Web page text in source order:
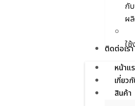
กับ
ผ
ใช้
ติดต่อเรา
หน้าแ
เกี่ยวกั
สินค้า